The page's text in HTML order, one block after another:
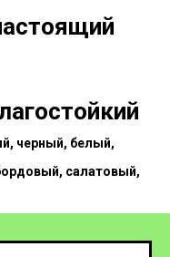
черный, белый,
салатовый,